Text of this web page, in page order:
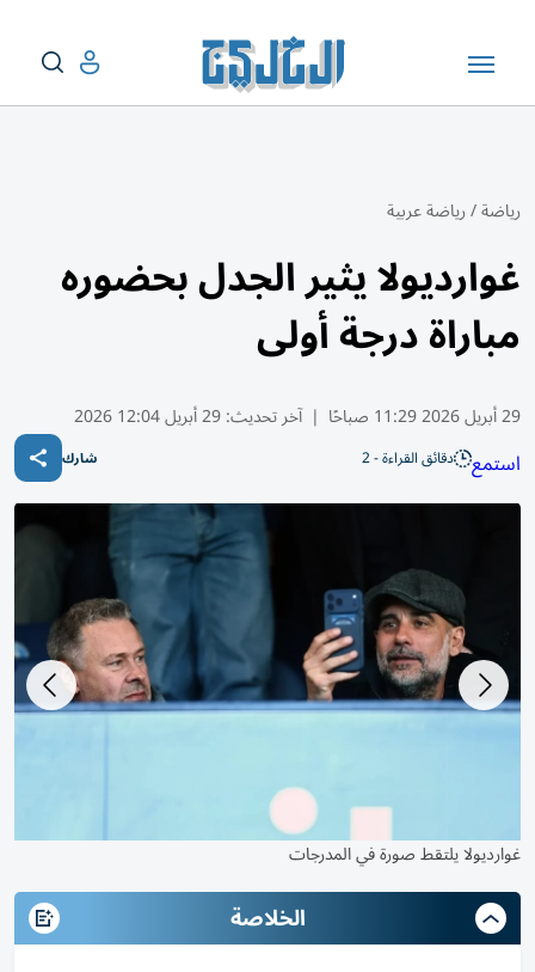
رياضة/رياضة عربية
غوارديولا يثير الجدل بحضوره
مباراة درجة أولى
29 أبريل 2026 11:29 صباحًا | آخر تحديث:29 أبريل 12:04 2026
استمع دقائق القراءة - 2 شارك
غوارديولا وسط المشجعين
الخلاصة